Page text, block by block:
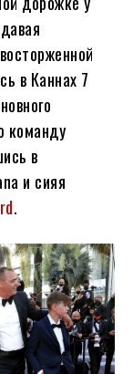
в Каннах 7
команду
в
и сияя
.